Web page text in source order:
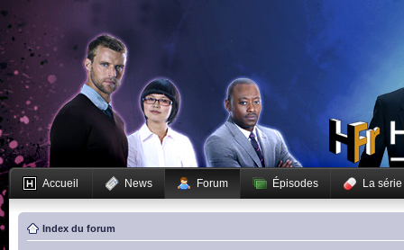
Accueil News Forum Épisodes La série
Index du forum